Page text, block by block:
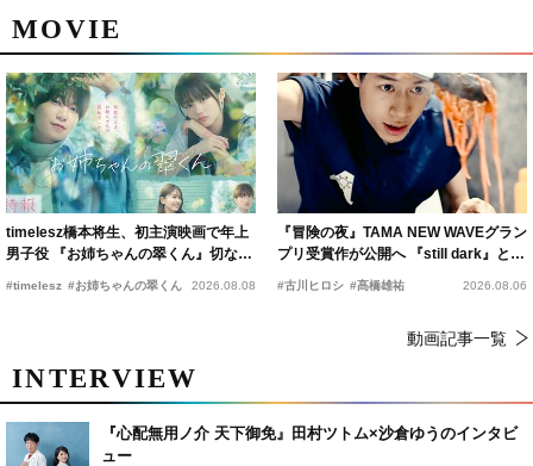
MOVIE
timelesz橋本将生、初主演映画で年上
男子役 『お姉ちゃんの翠くん』切ない
#timelesz #お姉ちゃんの翠くん 2026.08.08
『冒険の夜』TAMA NEW WAVEグラン
プリ受賞作が公開へ 『still dark』と同
#古川ヒロシ #髙橋雄祐 2026.08.06
動画記事一覧
INTERVIEW
『心配無用ノ介 天下御免』田村ツトム×沙倉ゆうのインタビ
ュー